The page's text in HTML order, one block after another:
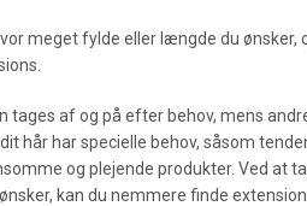
meget fylde eller længde du ønsker,
tages af og på efter behov, mens
hår har specielle behov, såsom
og plejende produkter. Ved at
kan du nemmere finde